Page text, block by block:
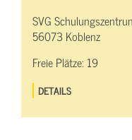
SVG
56073 Koblenz
Freie Plätze: 19
DETAILS